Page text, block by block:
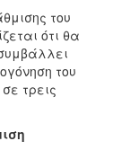
του
ότι θα
του
τρεις